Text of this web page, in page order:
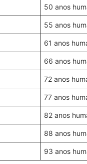
50 anos
55 anos
61 anos
66 anos
72 anos
77 anos
82 anos
88 anos
93 anos